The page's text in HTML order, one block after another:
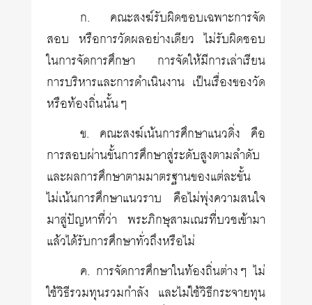
ก. คณะสงฆ์รับผิดชอบเฉพาะการจัด
สอบ หรือการวัดผลอย่างเดียว ไม่รับผิดชอบ
ในการจัดการศึกษา การจัดให้มีการเล่าเรียน
การบริหารและการดำเนินงาน เป็นเรื่องของวัด
หรือท้องถิ่นนั้นๆ
ข. คณะสงฆ์เน้นการศึกษาแนวดิ่ง คือ
การสอบผ่านขั้นการศึกษาสู่ระดับสูงตามลำดับ
และผลการศึกษาตามมาตรฐานของแต่ละขั้น
ไม่เน้นการศึกษาแนวราบ คือไม่พุ่งความสนใจ
มาสู่ปัญหาที่ว่า พระภิกษุสามเณรที่บวชเข้ามา
แล้วได้รับการศึกษาทั่วถึงหรือไม่
ค. การจัดการศึกษาในท้องถิ่นต่างๆ ไม่
ใช้วิธีรวมทุนรวมกำลัง และไม่ใช้วิธีกระจายทุน